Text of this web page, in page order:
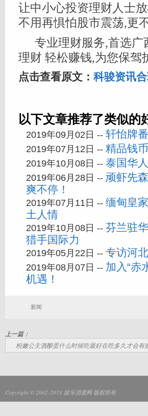
让中小心投资理财人士
不用再惧怕股市震荡,更
专业理财服务,首选
理财 轻松赚钱,为您保驾
点击查看原文： 科骏资讯
以下文章推荐了类似的
2019年09月02日 -- 轩怡牌
2019年07月12日 -- 精品钱
2019年10月08日 -- 泰国华
2019年06月28日 -- 顽虾先
爽不停！
2019年07月11日 -- 缅甸皇
土人情
2019年10月08日 -- 芬兰驻
猎手国际力
2019年05月22日 -- 专访河
2019年08月07日 -- 加入“赤
机遇！
新闻
上一篇：
粉嫩公主酒酿蛋什么时候吃最好在吃多久才会有
Copyright © 2002-2018 娱乐消遣网版权所有